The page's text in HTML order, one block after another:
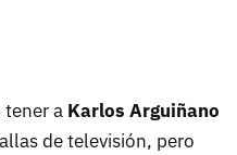
tener a Karlos Arguiñano
de televisión, pero